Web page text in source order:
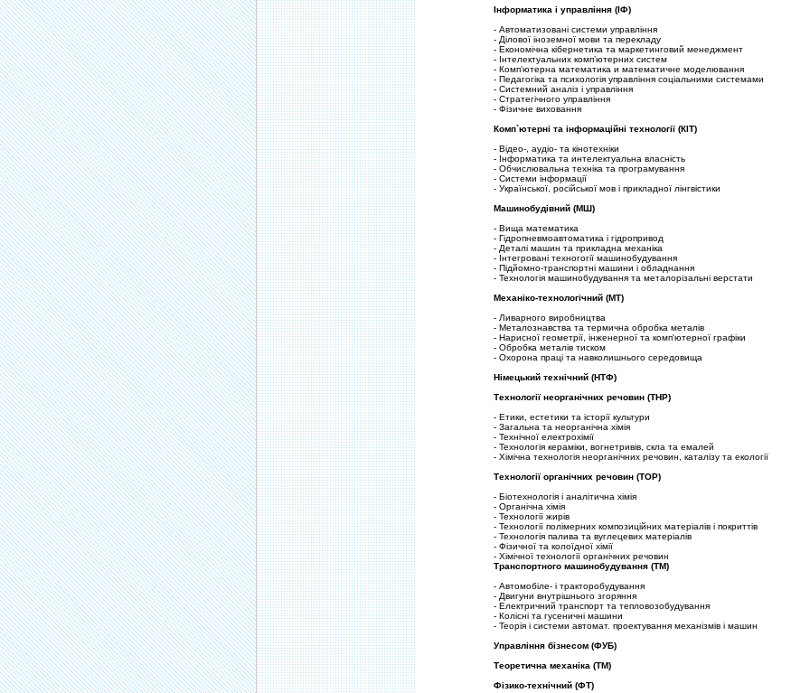
Iнформатика i управлiння (IФ)
- Автоматизованi системи управлiння
- Дiлової iноземної мови та перекладу
- Економiчна кiбернетика та маркетинговий менеджмент
- Iнтелектуальних комп’ютерних систем
- Комп’ютерна математика и математичне моделювання
- Педагогiка та психологiя управлiння соцiальними системами
- Системний аналiз i управлiння
- Стратегiчного управлiння
- Фiзичне виховання
Комп`ютернi та iнформацiйнi технологiї (КIТ)
- Вiдео-, аудiо- та кiнотехнiки
- Iнформатика та интелектуальна власнiсть
- Обчислювальна технiка та програмування
- Системи iнформацiї
- Української, росiйської мов i прикладної лiнгвiстики
Машинобудiвний (МШ)
- Вища математика
- Гiдропневмоавтоматика i гiдропривод
- Деталi машин та прикладна механiка
- Iнтегрованi техногогiї машинобудування
- Пiдйомно-транспортнi машини i обладнання
- Технологiя машинобудування та металорiзальнi верстати
Механiко-технологiчний (МТ)
- Ливарного виробництва
- Металознавства та термична обробка металiв
- Нарисної геометрiї, iнженерної та комп'ютерної графiки
- Обробка металiв тиском
- Охорона працi та навколишнього середовища
Нiмецький технiчний (НТФ)
Технологiї неорганiчних речовин (ТНР)
- Етики, естетики та iсторiї культури
- Загальна та неорганiчна хiмiя
- Технiчної електрохiмiї
- Технологiя керамiки, вогнетривiв, скла та емалей
- Хiмiчна технологiя неорганiчних речовин, каталiзу та екологiї
Технологiї органiчних речовин (ТОР)
- Бiотехнологiя i аналiтична хiмiя
- Органiчна хiмiя
- Технологiї жирiв
- Технологiї полiмерних композицiйних матерiалiв i покриттiв
- Технологiя палива та вуглецевих матерiалiв
- Фiзичної та колоїдної хiмiї
- Хiмiчної технологiї органiчних речовин
Транспортного машинобудування (ТМ)
- Автомобiле- i тракторобудування
- Двигуни внутрiшнього згоряння
- Електричний транспорт та тепловозобудування
- Колiснi та гусеничнi машини
- Теорiя i системи автомат. проектування механiзмiв i машин
Управлiння бiзнесом (ФУБ)
Теоретична механiка (ТМ)
Фiзико-технiчний (ФТ)